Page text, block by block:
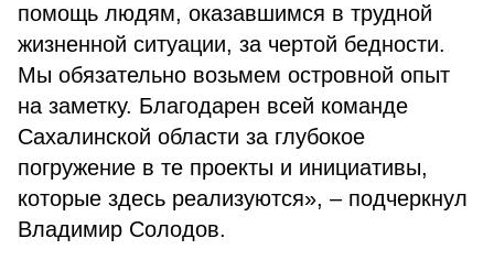
помощь людям, оказавшимся в трудной
жизненной ситуации, за чертой бедности.
Мы обязательно возьмем островной опыт
на заметку. Благодарен всей команде
Сахалинской области за глубокое
погружение в те проекты и инициативы,
которые здесь реализуются», – подчеркнул
Владимир Солодов.